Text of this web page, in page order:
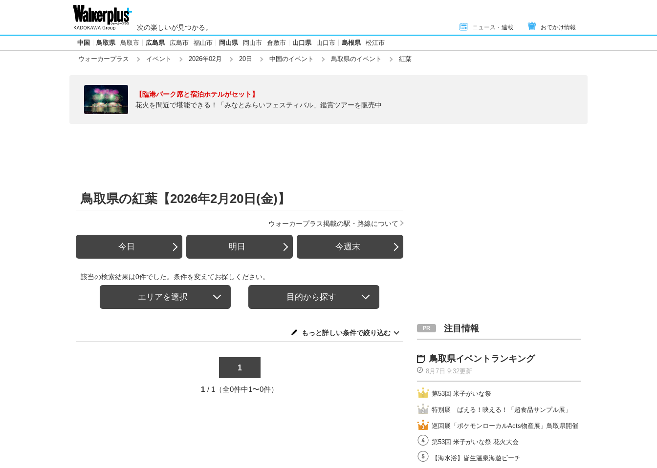
次の楽しいが見つかる。 ニュース・連載 おでかけ情報
中国 鳥取県 鳥取市 広島県 広島市 福山市 岡山県 岡山市 倉敷市 山口県 山口市 島根県 松江市
ウォーカープラス イベント 2026年02月 20日 中国のイベント 鳥取県のイベント 紅葉
【臨港パーク席と宿泊ホテルがセット】
花火を間近で堪能できる！「みなとみらいフェスティバル」鑑賞ツアーを販売中
鳥取県の紅葉【2026年2月20日(金)】
ウォーカープラス掲載の駅・路線について
今日 明日 今週末
該当の検索結果は0件でした。条件を変えてお探しください。
エリアを選択 目的から探す
もっと詳しい条件で絞り込む
1
1 / 1（全0件中1〜0件）
注目情報
鳥取県イベントランキング
8月7日 9:32更新
第53回 米子がいな祭
特別展 ばえる！映える！「超食品サンプル展」
巡回展「ポケモンローカルActs物産展」鳥取県開催
第53回 米子がいな祭 花火大会
【海水浴】皆生温泉海遊ビーチ